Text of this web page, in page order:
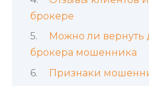
брокере
Можно ли вернуть
брокера мошенника
Признаки